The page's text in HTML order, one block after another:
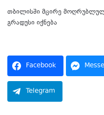
თბილისში მცირე
გრადუსი იქნება
Facebook
Telegram